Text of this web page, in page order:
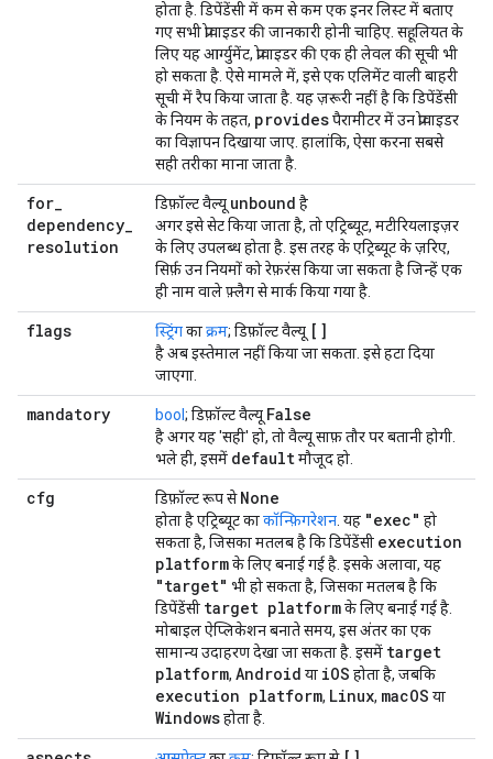
होता है. डिपेंडेंसी में कम से कम एक इनर लिस्ट में बताए
गए सभी प्रोवाइडर की जानकारी होनी चाहिए. सहूलियत के
लिए यह आर्ग्युमेंट, प्रोवाइडर की एक ही लेवल की सूची भी
हो सकता है. ऐसे मामले में, इसे एक एलिमेंट वाली बाहरी
सूची में रैप किया जाता है. यह ज़रूरी नहीं है कि डिपेंडेंसी
के नियम के तहत, providesपैरामीटर में उन प्रोवाइडर
का विज्ञापन दिखाया जाए. हालांकि, ऐसा करना सबसे
सही तरीका माना जाता है.
for_
dependency_
resolution
डिफ़ॉल्ट वैल्यू unbound है
अगर इसे सेट किया जाता है, तो एट्रिब्यूट, मटीरियलाइज़र
के लिए उपलब्ध होता है. इस तरह के एट्रिब्यूट के ज़रिए,
सिर्फ़ उन नियमों को रेफ़रंस किया जा सकता है जिन्हें एक
ही नाम वाले फ़्लैग से मार्क किया गया है.
flags स्ट्रिंगकाक्रम; डिफ़ॉल्ट वैल्यू []
है अब इस्तेमाल नहीं किया जा सकता. इसे हटा दिया
जाएगा.
mandatory bool ; डिफ़ॉल्ट वैल्यू False
है अगर यह 'सही' हो, तो वैल्यू साफ़ तौर पर बतानी होगी.
भले ही, इसमें defaultमौजूद हो.
cfg डिफ़ॉल्ट रूप सेNone
होता है एट्रिब्यूट काकॉन्फ़िगरेशन . यह "exec" हो
सकता है, जिसका मतलब है कि डिपेंडेंसी execution
platformके लिए बनाई गई है. इसके अलावा, यह
"target" भी हो सकता है, जिसका मतलब है कि
डिपेंडेंसी target platformके लिए बनाई गई है.
मोबाइल ऐप्लिकेशन बनाते समय, इस अंतर का एक
सामान्य उदाहरण देखा जा सकता है. इसमें target
platform, Android या iOS होता है, जबकि
execution platform, Linux, macOS या
Windowsहोता है.